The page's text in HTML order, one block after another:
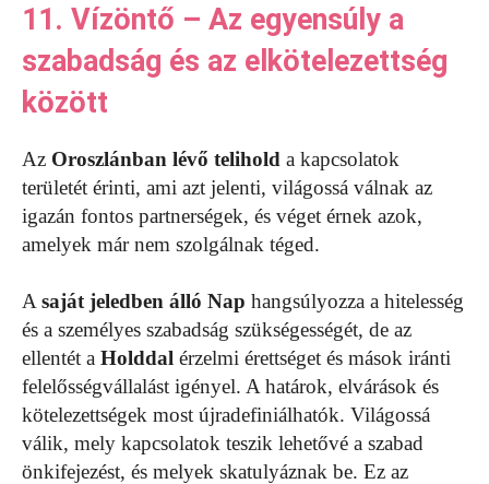
11. Vízöntő – Az egyensúly a
szabadság és az elkötelezettség
között
Az Oroszlánban lévő telihold a kapcsolatok
területét érinti, ami azt jelenti, világossá válnak az
igazán fontos partnerségek, és véget érnek azok,
amelyek már nem szolgálnak téged.
A saját jeledben álló Nap hangsúlyozza a hitelesség
és a személyes szabadság szükségességét, de az
ellentét a Holddal érzelmi érettséget és mások iránti
felelősségvállalást igényel. A határok, elvárások és
kötelezettségek most újradefiniálhatók. Világossá
válik, mely kapcsolatok teszik lehetővé a szabad
önkifejezést, és melyek skatulyáznak be. Ez az